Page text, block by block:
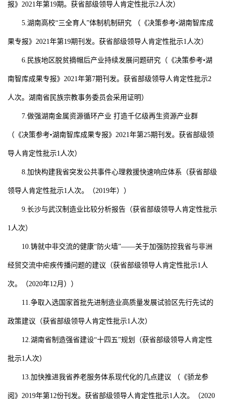
报》 2021年第19期。获省部级领导人肯定性批示2人次）
5.湖南高校“三全育人”体制机制研究 （《决策参考•湖南智库成
果专报》 2021年第19期刊发。获省部级领导人肯定性批示1人次）
6. 民族地区脱贫摘帽后产业持续发展问题研究 （《决策参考•湖
南智库成果专报》 2021年第7期刊发。获省部级领导人肯定性批示2
人次。湖南省民族宗教事务委员会采用证明）
7.做强湖南金属资源循环产业 打造千亿级再生资源产业群
（《决策参考•湖南智库成果专报》 2021年第25期刊发。获省部级领
导人肯定性批示1人次）
8.加快构建我省突发公共事件心理救援快速响应体系 （获省部级
领导人肯定性批示1人次。（2019年））
9.长沙与武汉制造业比较分析报告 （获省部级领导人肯定性批示
1人次）
10.铸就中非交流的健康“防火墙”——关于加强防控我省与非洲
经贸交流中疟疾传播问题的建议 （获省部级领导人肯定性批示1人
次。（2020年12月））
11.争取入选国家首批先进制造业高质量发展试验区先行先试的
政策建议 （获省部级领导人肯定性批示1人次）
12.湖南省制造强省建设“十四五”规划 （获省部级领导人肯定性
批示1人次）
13.加快推进我省养老服务体系现代化的几点建议 （《骄龙参
阅》 2019年第12份刊发。获省部级领导人肯定性批示1人次。（2020